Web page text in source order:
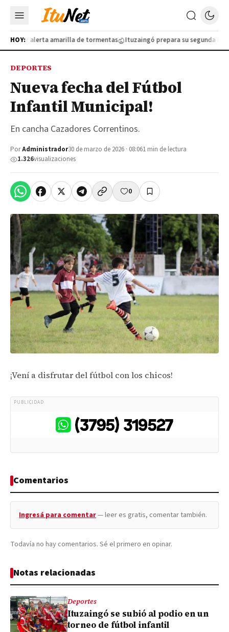
HOY:
por alerta amarilla de tormentas Ituzaingó prepara su segunda
DEPORTES
Nueva fecha del Fútbol
Infantil Municipal!
En cancha Cazadores Correntinos.
PorAdministrador30 de marzo de 2026 · 08:061 min de lectura
1.326visualizaciones
0
¡Vení a disfrutar del fútbol con los chicos!
PUBLICIDAD
Comentarios
Ingresá para comentar— leer es gratis, comentar también.
Todavía no hay comentarios. Sé el primero en opinar.
Notas relacionadas
Deportes
Ituzaingó se subió al podio en un
torneo de fútbol infantil